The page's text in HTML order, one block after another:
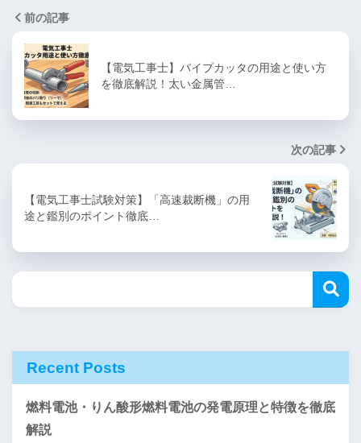
前の記事
【電気工事士】パイプカッタの用途と使い方
を徹底解説！太い金属管…
次の記事
【電気工事士試験対策】「高速裁断機」の用
途と鑑別のポイント徹底…
Recent Posts
燃料電池・りん酸形燃料電池の発電原理と特徴を徹底
解説